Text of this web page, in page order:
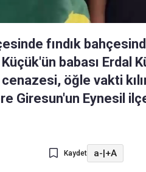
fındık
babası Erdal
öğle vakti
Giresun'un Eynesil
Kaydet a-|+A